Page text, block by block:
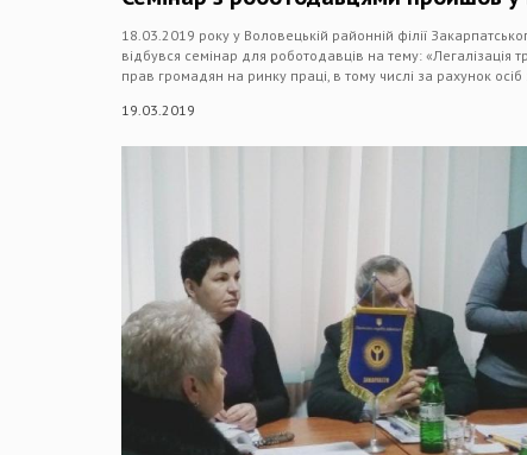
18.03.2019 року у Воловецькій районній філії
відбувся семінар для роботодавців на тему: «Легалізація
прав громадян на ринку праці, в тому числі за рахунок
19.03.2019